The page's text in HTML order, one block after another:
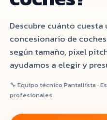
Descubre cuánto cuesta
concesionario de
según tamaño, pixel
ayudamos a elegir y
🔧 Equipo técnico Pantallista ·
profesionales